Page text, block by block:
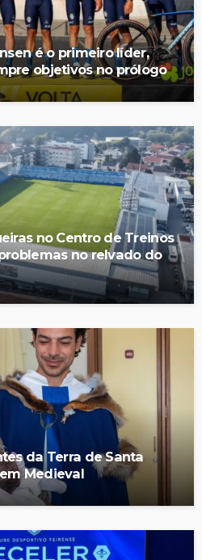
é o primeiro líder,
objetivos no prólogo
no Centro de Treinos
no relvado do
da Terra de Santa
Medieval